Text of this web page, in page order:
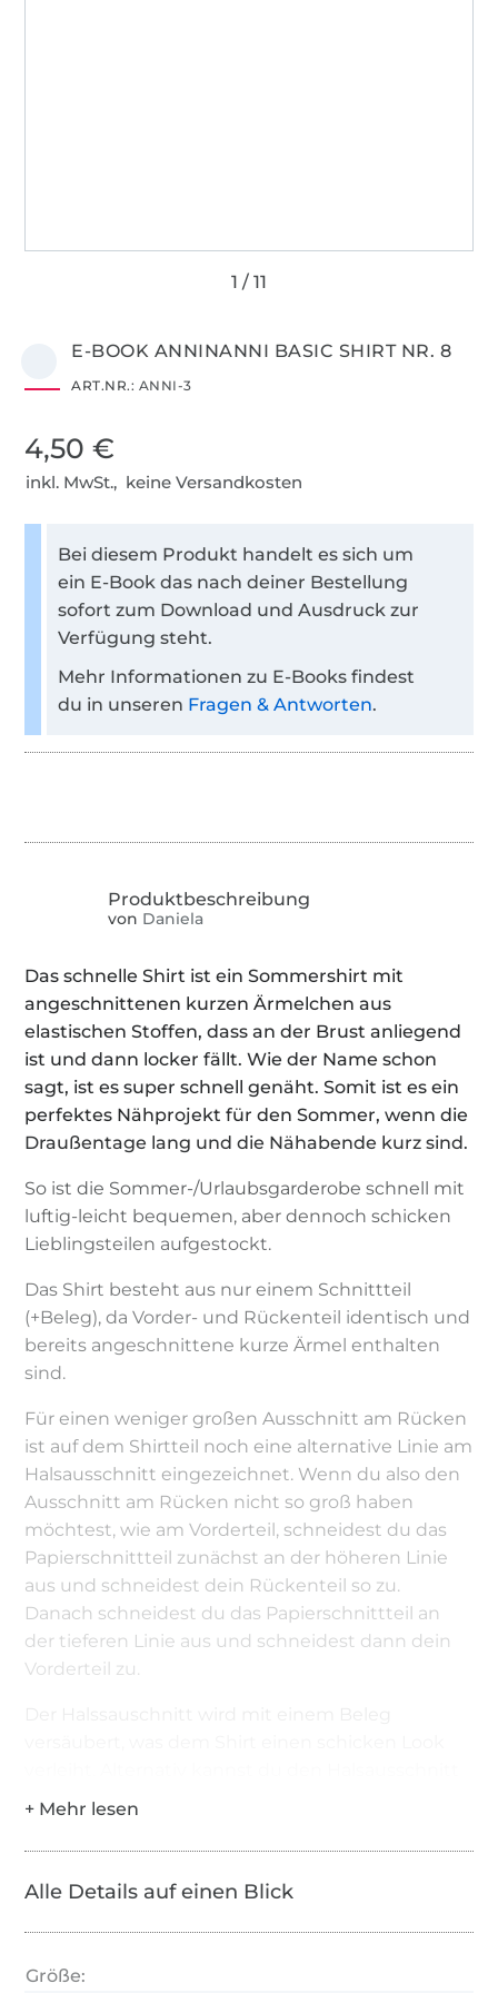
E-BOOK ANNINANNI BASIC SHIRT NR. 8
ART.NR.: ANNI-3
4,50 €
inkl. MwSt., keine Versandkosten
Bei diesem Produkt handelt es sich um
ein E-Book das nach deiner Bestellung
sofort zum Download und Ausdruck zur
Verfügung steht.
Mehr Informationen zu E-Books findest
du in unseren Fragen & Antworten.
von Daniela
Das schnelle Shirt ist ein Sommershirt mit
angeschnittenen kurzen Ärmelchen aus
elastischen Stoffen, dass an der Brust anliegend
ist und dann locker fällt. Wie der Name schon
sagt, ist es super schnell genäht. Somit ist es ein
perfektes Nähprojekt für den Sommer, wenn die
Draußentage lang und die Nähabende kurz sind.
So ist die Sommer-/Urlaubsgarderobe schnell mit
luftig-leicht bequemen, aber dennoch schicken
Lieblingsteilen aufgestockt.
Das Shirt besteht aus nur einem Schnittteil
(+Beleg), da Vorder- und Rückenteil identisch und
bereits angeschnittene kurze Ärmel enthalten
sind.
Für einen weniger großen Ausschnitt am Rücken
ist auf dem Shirtteil noch eine alternative Linie am
Halsausschnitt eingezeichnet. Wenn du also den
Ausschnitt am Rücken nicht so groß haben
möchtest, wie am Vorderteil, schneidest du das
Papierschnittteil zunächst an der höheren Linie
aus und schneidest dein Rückenteil so zu.
Danach schneidest du das Papierschnittteil an
der tieferen Linie aus und schneidest dann dein
Vorderteil zu.
für ein etwas sportlicheres Aussehen auch mit
Unterkante, der alternativ durch ein
Damit die kurzen Ärmelchen am Arm anliegen,
Alle Details auf einen Blick
Größe: